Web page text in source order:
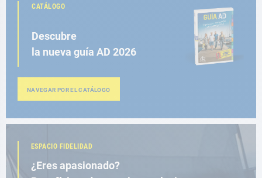
CATÁLOGO
Descubre
la nueva guía AD 2026
NAVEGAR POR EL CATÁLOGO
ESPACIO FIDELIDAD
¿Eres apasionado?